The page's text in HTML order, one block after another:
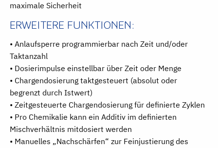
maximale Sicherheit
ERWEITERE FUNKTIONEN:
• Anlaufsperre programmierbar nach Zeit und/oder
Taktanzahl
• Dosierimpulse einstellbar über Zeit oder Menge
• Chargendosierung taktgesteuert (absolut oder
begrenzt durch Istwert)
• Zeitgesteuerte Chargendosierung für definierte Zyklen
• Pro Chemikalie kann ein Additiv im definierten
Mischverhältnis mitdosiert werden
• Manuelles „Nachschärfen“ zur Feinjustierung des